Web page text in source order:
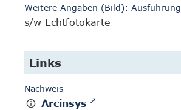
Weitere Angaben (Bild): Ausführung
s/w Echtfotokarte
Links
Nachweis
Arcinsys